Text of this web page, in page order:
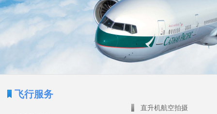
飞行服务
直升机航空拍摄